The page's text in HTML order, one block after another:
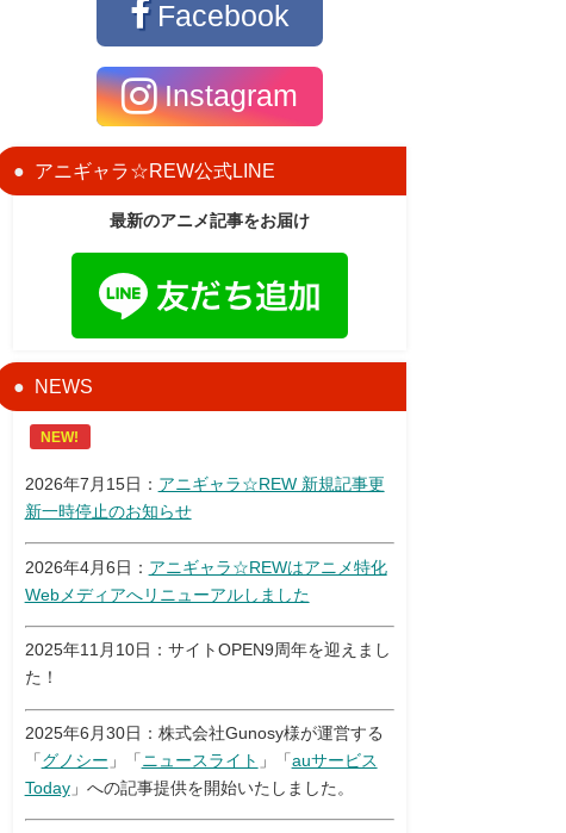
Facebook
Instagram
アニギャラ☆REW公式LINE
最新のアニメ記事をお届け
NEWS
NEW!
2026年7月15日： アニギャラ☆REW 新規記事更
新一時停止のお知らせ
2026年4月6日： アニギャラ☆REWはアニメ特化
Webメディアへリニューアルしました
2025年11月10日：サイトOPEN9周年を迎えまし
た！
2025年6月30日：株式会社Gunosy様が運営する
「 グノシー 」「 ニュースライト 」「auサービス
Today」への記事提供を開始いたしました。